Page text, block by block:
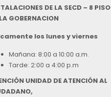
DE LA SECD – 8 PISO
GOBERNACION
los lunes y viernes
Mañana: 8:00 a 10:00 a.m.
Tarde: 2:00 a 4:00 p.m
UNIDAD DE ATENCIÓN AL